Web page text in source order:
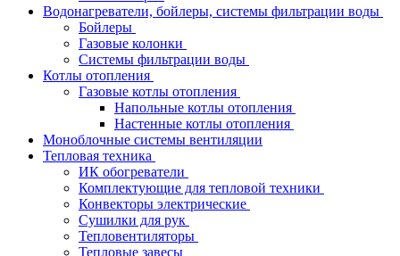
Водонагреватели, бойлеры, системы фильтрации воды
Бойлеры
Газовые колонки
Системы фильтрации воды
Котлы отопления
Газовые котлы отопления
Напольные котлы отопления
Настенные котлы отопления
Моноблочные системы вентиляции
Тепловая техника
ИК обогреватели
Комплектующие для тепловой техники
Конвекторы электрические
Сушилки для рук
Тепловентиляторы
Тепловые завесы